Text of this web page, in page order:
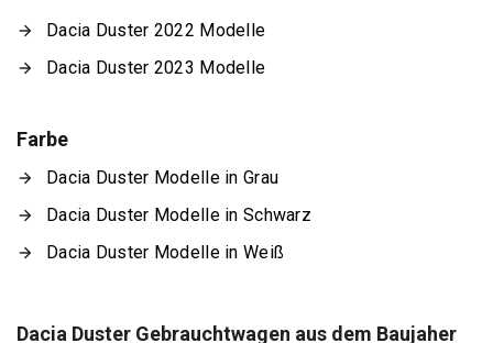
Dacia Duster 2022 Modelle
Dacia Duster 2023 Modelle
Farbe
Dacia Duster Modelle in Grau
Dacia Duster Modelle in Schwarz
Dacia Duster Modelle in Weiß
Dacia Duster Gebrauchtwagen aus dem Baujaher